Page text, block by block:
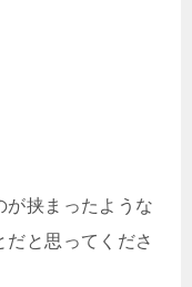
が挟まったような
と思ってくださ